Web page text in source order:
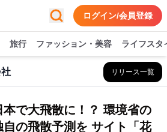
ログイン/会員登録
旅行 ファッション・美容 ライフスタ
リリース一覧
で大飛散に！？ 環境省の
の飛散予測を サイト「花